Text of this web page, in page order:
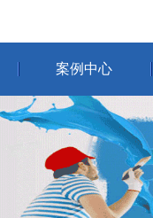
案例中心